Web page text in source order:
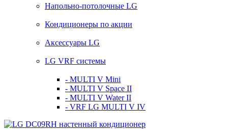
Напольно-потолочные LG
Кондиционеры по акции
Аксессуары LG
LG VRF системы
- MULTI V Mini
- MULTI V Space II
- MULTI V Water II
- VRF LG MULTI V IV